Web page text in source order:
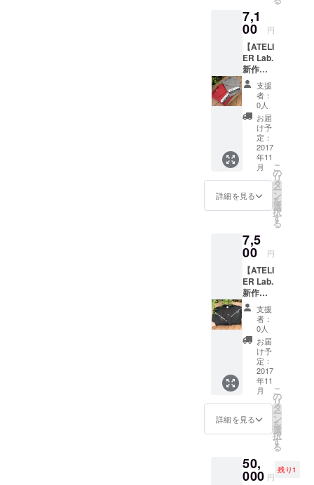
談 ※12
月まで
る方限
定 ※イ
ベント
に２０
万ほど
つぎ込
んでい
るの
で、飲
食代は
持って
いただ
けると
非常に
篭って
いる
じょー
と 昼は
一緒に
滑り、
夜は赤
倉で飲
みま
しょ
う！！
！ 特に
パウ
ダーの
赤倉観
光はお
任せ下
でス
ノー
に自信
ない
なーと
いう方
でも、
スノー
ボード
を教え
ながら
滑るこ
ともで
きるの
で全然
大丈夫
緒に滑
りま
7,1
00 円
【ATELI
ER Lab.
新作ト
レー
ナー】
リリー
ス直後
に完売
した
ATELIE
R Lab.
新作ト
レー
ナー！
！
品説
明】 シ
ンプル
なBOX
デザイ
ンの中
に、ほ
んの少
しの遊
びゴコ
ロを取
り入れ
た１枚
でお
しゃれ
に来こ
なすこ
ナー。
程よい
支援
者：
0人
お届
け予
定：
2017
年11
月
詳細を見る
こ
の
リ
タ
ー
ン
を
選
択
す
る
7,5
00 円
【ATELI
ER Lab.
新作ト
レー
ナー】
リリー
ス直後
に完売
した
ATELIE
R Lab.
新作ト
レー
ナー！
！
”Zebra”
説明】
両袖に
支援
者：
0人
お届
け予
定：
2017
年11
月
詳細を見る
こ
の
リ
タ
ー
ン
を
選
択
す
る
50,
000 円
残り1